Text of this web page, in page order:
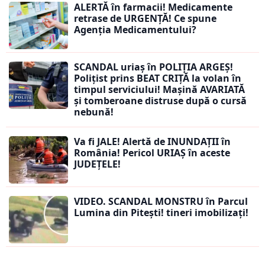
ALERTĂ în farmacii! Medicamente
retrase de URGENȚĂ! Ce spune
Agenția Medicamentului?
SCANDAL uriaș în POLIȚIA ARGEȘ!
Polițist prins BEAT CRIȚĂ la volan în
timpul serviciului! Mașină AVARIATĂ
și tomberoane distruse după o cursă
nebună!
Va fi JALE! Alertă de INUNDAȚII în
România! Pericol URIAȘ în aceste
JUDEȚELE!
VIDEO. SCANDAL MONSTRU în Parcul
Lumina din Pitești! tineri imobilizați!